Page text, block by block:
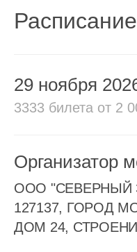
Расписание
29 ноября
3333 билета от 2
Организатор
ООО "СЕВЕРНЫЙ
127137, ГОРОД
ДОМ 24,